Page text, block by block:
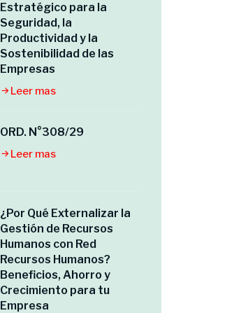
Estratégico para la
Seguridad, la
Productividad y la
Sostenibilidad de las
Empresas
Leer mas
ORD. N°308/29
Leer mas
¿Por Qué Externalizar la
Gestión de Recursos
Humanos con Red
Recursos Humanos?
Beneficios, Ahorro y
Crecimiento para tu
Empresa